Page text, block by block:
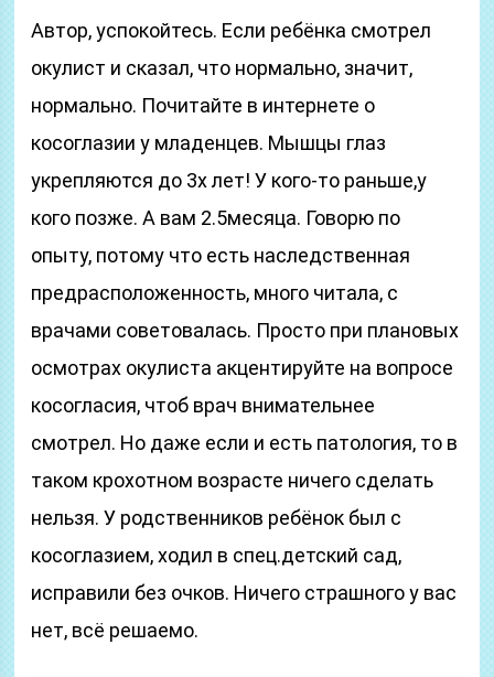
Автор, успокойтесь. Если ребёнка смотрел
окулист и сказал, что нормально, значит,
нормально. Почитайте в интернете о
косоглазии у младенцев. Мышцы глаз
укрепляются до 3х лет! У кого-то раньше,у
кого позже. А вам 2.5месяца. Говорю по
опыту, потому что есть наследственная
предрасположенность, много читала, с
врачами советовалась. Просто при плановых
осмотрах окулиста акцентируйте на вопросе
косогласия, чтоб врач внимательнее
смотрел. Но даже если и есть патология, то в
таком крохотном возрасте ничего сделать
нельзя. У родственников ребёнок был с
косоглазием, ходил в спец.детский сад,
исправили без очков. Ничего страшного у вас
нет, всё решаемо.